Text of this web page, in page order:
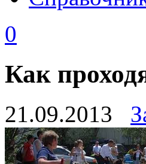
0
Как
21.09.2013